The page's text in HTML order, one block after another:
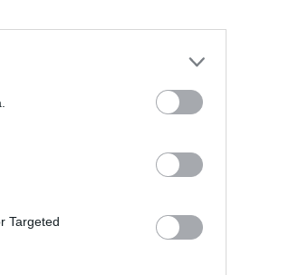
Targeted
6 φρούτα που μπορουν να
Πώς να αποφύγεις το